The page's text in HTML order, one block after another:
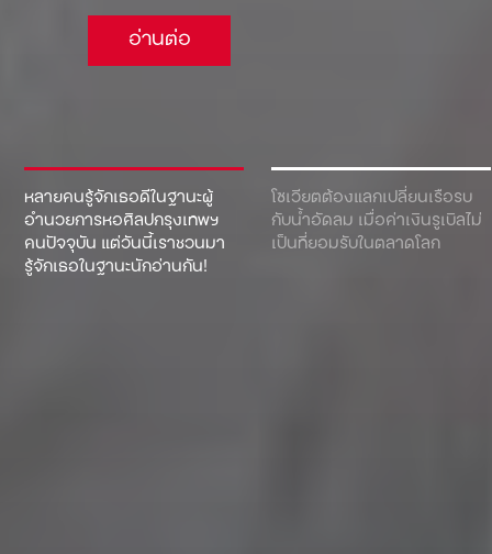
หลายคนรู้จักเธอดีในฐานะผู้
อำนวยการหอศิลปกรุงเทพฯ
คนปัจจุบัน แต่วันนี้เราชวนมา
รู้จักเธอในฐานะนักอ่านกัน!
โซเวียตต้องแลกเปลี่ยนเรือรบ
กับน้ำอัดลม เมื่อค่าเงินรูเบิลไม่
เป็นที่ยอมรับในตลาดโลก
อ่านต่อ